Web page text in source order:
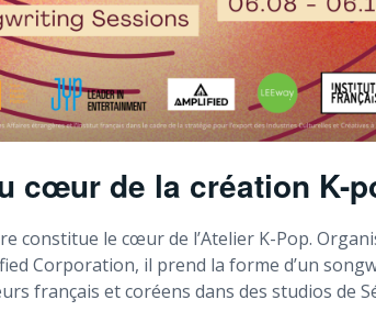
cœur de la création K-
constitue le cœur de l’Atelier K-Pop.
Corporation, il prend la forme d’un
français et coréens dans des studios de